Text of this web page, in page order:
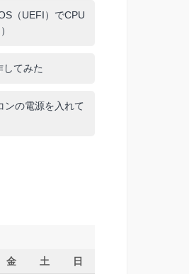
（UEFI）でCPU
してみた
ンの電源を入れて
金 土 日